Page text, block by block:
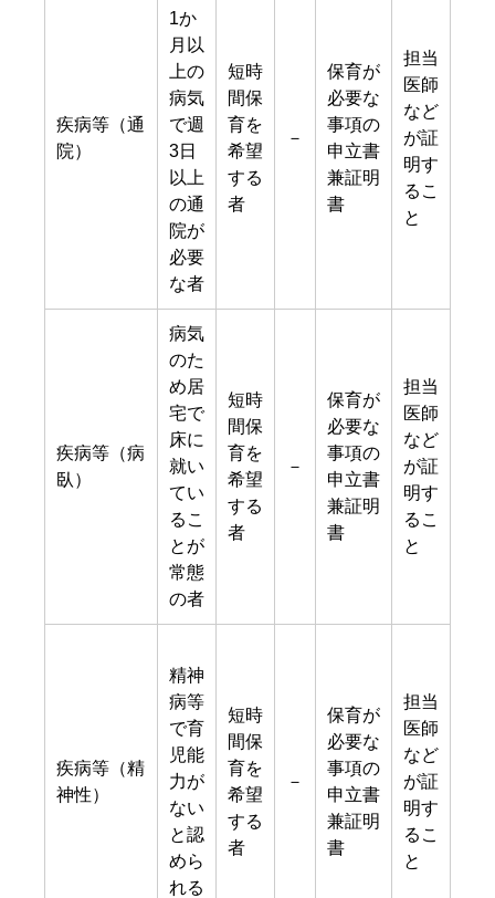
疾病等（通
院）
1か
月以
上の
病気
で週
3日
以上
の通
院が
必要
な者
短時
間保
育を
希望
する
者
－
保育が
必要な
事項の
申立書
兼証明
書
担当
医師
など
が証
明す
るこ
と
疾病等（病
臥）
病気
のた
め居
宅で
床に
就い
てい
るこ
とが
常態
の者
短時
間保
育を
希望
する
者
－
保育が
必要な
事項の
申立書
兼証明
書
担当
医師
など
が証
明す
るこ
と
疾病等（精
神性）
精神
病等
で育
児能
力が
ない
と認
めら
れる
短時
間保
育を
希望
する
者
－
保育が
必要な
事項の
申立書
兼証明
書
担当
医師
など
が証
明す
るこ
と